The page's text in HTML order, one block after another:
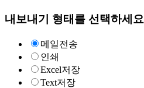
내보내기 형태를 선택하세요
메일전송
인쇄
Excel저장
Text저장